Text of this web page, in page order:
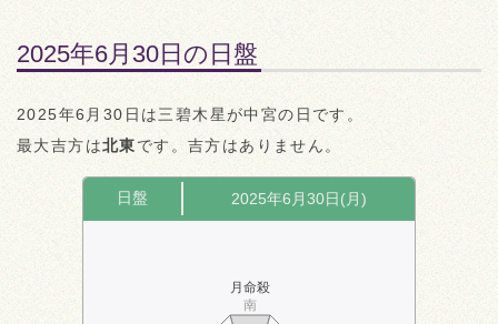
2025年6月30日の日盤
2025年6月30日は三碧木星が中宮の日です。
最大吉方は北東です。吉方はありません。
日盤 2025年6月30日(月)
月命殺
南